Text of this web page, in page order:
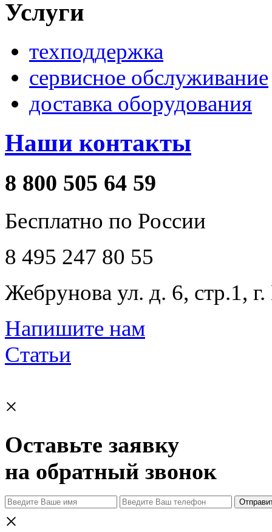
Услуги
техподдержка
сервисное обслуживание
доставка оборудования
Наши контакты
8 800 505 64 59
Бесплатно по России
8 495 247 80 55
Жебрунова ул. д. 6, стр.1,
Напишите нам
Статьи
×
Оставьте заявку
на обратный звонок
×